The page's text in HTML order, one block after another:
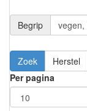
Begrip
Zoek Herstel
Per pagina